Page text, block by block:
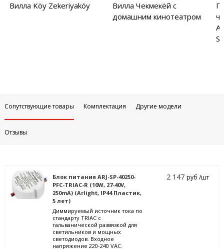
Вилла Köy Zekeriyaköy
Вилла Чекмекёй с
домашним кинотеатром
Сопутствующие товары Комплектация Другие модели
Отзывы
Блок питания ARJ-SP-40250-
PFC-TRIAC-R (10W, 27-40V,
250mA) (Arlight, IP44 Пластик,
5 лет)
Диммируемый источник тока по
стандарту TRIAC с
гальванической развязкой для
светильников и мощных
светодиодов. Входное
напряжение 220-240 VAC.
2 147руб /шт